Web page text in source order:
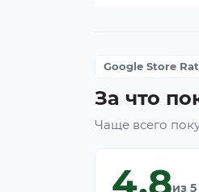
Google Store
За что
Чаще всего
из 5